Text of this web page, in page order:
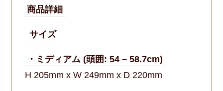
商品詳細
サイズ
・ミディアム (頭囲: 54 – 58.7cm)
H 205mm x W 249mm x D 220mm